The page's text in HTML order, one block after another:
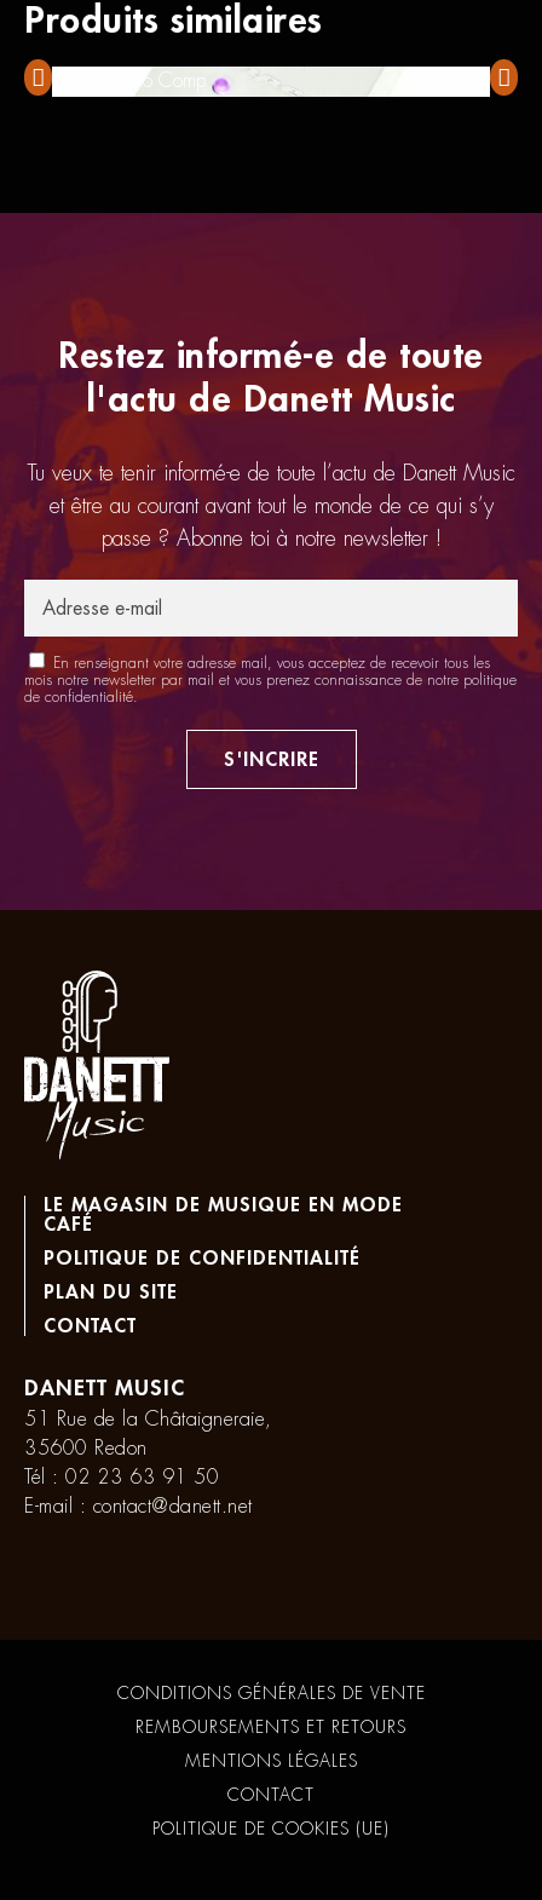
Produits similaires
Boss
Restez informé-e de toute
l'actu de Danett Music
Tu veux te tenir informé-e de toute l’actu de Danett Music
et être au courant avant tout le monde de ce qui s’y
passe ? Abonne toi à notre newsletter !
En renseignant votre adresse mail, vous acceptez de recevoir tous les
mois notre newsletter par mail et vous prenez connaissance de notre politique
de confidentialité.
S'INCRIRE
LE MAGASIN DE MUSIQUE EN MODE
CAFÉ
POLITIQUE DE CONFIDENTIALITÉ
PLAN DU SITE
CONTACT
DANETT MUSIC
51 Rue de la Châtaigneraie,
35600 Redon
Tél : 02 23 63 91 50
E-mail : contact@danett.net
CONDITIONS GÉNÉRALES DE VENTE
REMBOURSEMENTS ET RETOURS
MENTIONS LÉGALES
CONTACT
POLITIQUE DE COOKIES (UE)